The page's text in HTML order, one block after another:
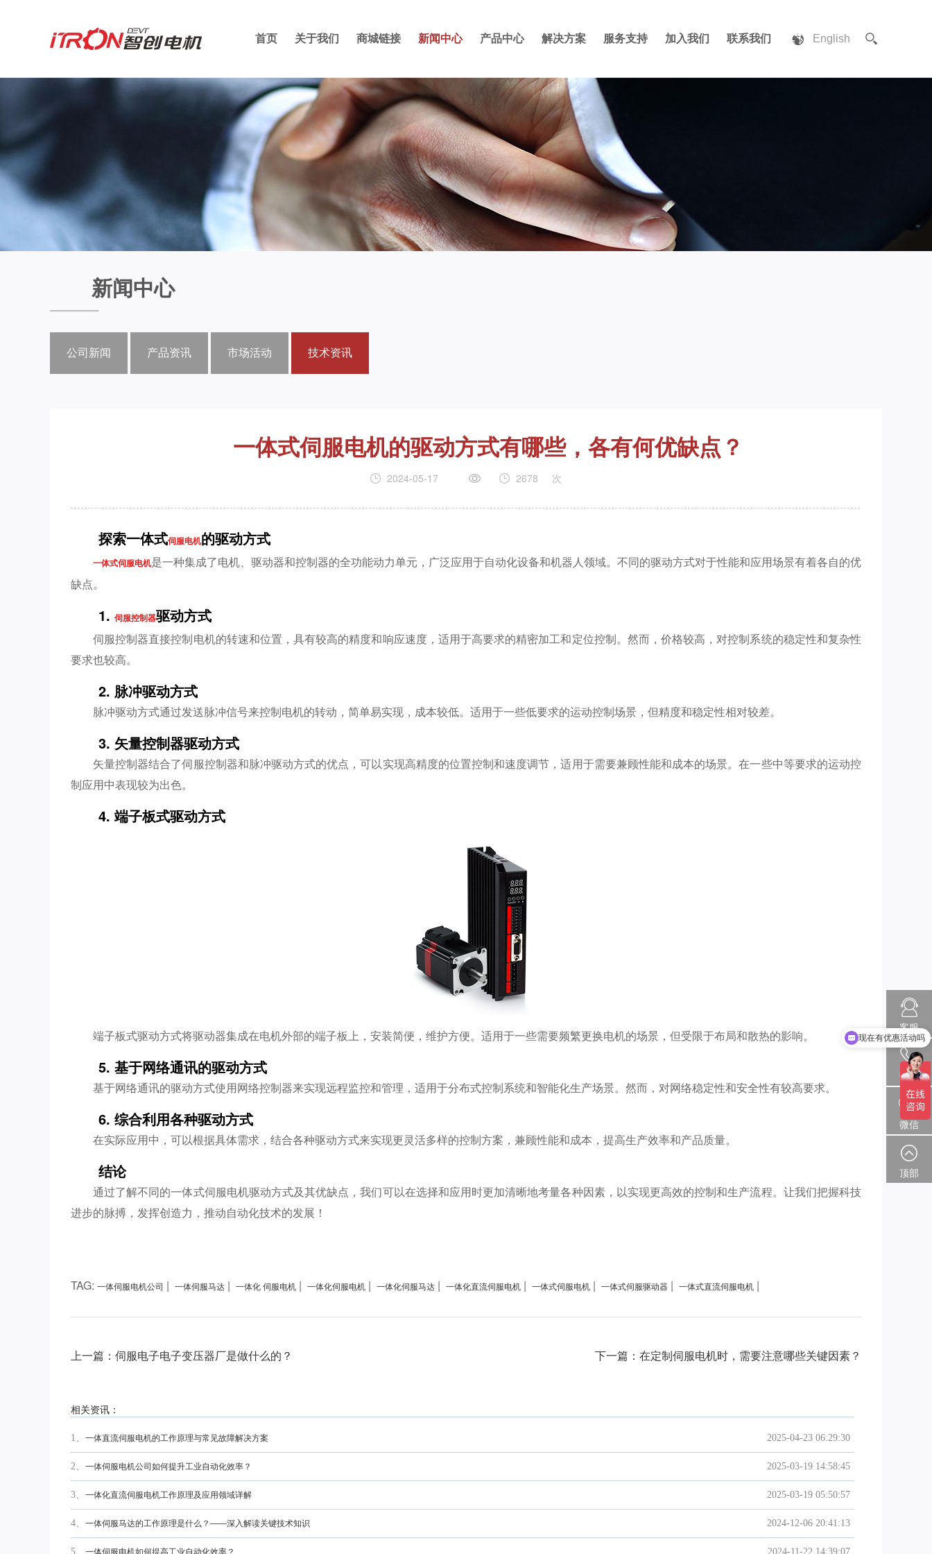
首页 关于我们 商城链接 新闻中心 产品中心 解决方案 服务支持 加入我们 联系我们 English
新闻中心
公司新闻 产品资讯 市场活动 技术资讯
一体式伺服电机的驱动方式有哪些，各有何优缺点？
2024-05-17 2678 次
探索一体式伺服电机的驱动方式
一体式伺服电机是一种集成了电机、驱动器和控制器的全功能动力单元，广泛应用于自动化设备和机器人领域。不同的驱动方式对于性能和应用场景有着各自的优
缺点。
1. 伺服控制器驱动方式
伺服控制器直接控制电机的转速和位置，具有较高的精度和响应速度，适用于高要求的精密加工和定位控制。然而，价格较高，对控制系统的稳定性和复杂性
要求也较高。
2. 脉冲驱动方式
脉冲驱动方式通过发送脉冲信号来控制电机的转动，简单易实现，成本较低。适用于一些低要求的运动控制场景，但精度和稳定性相对较差。
3. 矢量控制器驱动方式
矢量控制器结合了伺服控制器和脉冲驱动方式的优点，可以实现高精度的位置控制和速度调节，适用于需要兼顾性能和成本的场景。在一些中等要求的运动控
制应用中表现较为出色。
4. 端子板式驱动方式
端子板式驱动方式将驱动器集成在电机外部的端子板上，安装简便，维护方便。适用于一些需要频繁更换电机的场景，但受限于布局和散热的影响。
5. 基于网络通讯的驱动方式
基于网络通讯的驱动方式使用网络控制器来实现远程监控和管理，适用于分布式控制系统和智能化生产场景。然而，对网络稳定性和安全性有较高要求。
6. 综合利用各种驱动方式
在实际应用中，可以根据具体需求，结合各种驱动方式来实现更灵活多样的控制方案，兼顾性能和成本，提高生产效率和产品质量。
结论
通过了解不同的一体式伺服电机驱动方式及其优缺点，我们可以在选择和应用时更加清晰地考量各种因素，以实现更高效的控制和生产流程。让我们把握科技
进步的脉搏，发挥创造力，推动自动化技术的发展！
TAG: 一体伺服电机公司 | 一体伺服马达 | 一体化 伺服电机 | 一体化伺服电机 | 一体化伺服马达 | 一体化直流伺服电机 | 一体式伺服电机 | 一体式伺服驱动器 | 一体式直流伺服电机 |
上一篇：伺服电子电子变压器厂是做什么的？ 下一篇：在定制伺服电机时，需要注意哪些关键因素？
相关资讯：
2025-04-23 06:29:30
1、 一体直流伺服电机的工作原理与常见故障解决方案
2025-03-19 14:58:45
2、 一体伺服电机公司如何提升工业自动化效率？
2025-03-19 05:50:57
3、 一体化直流伺服电机工作原理及应用领域详解
2024-12-06 20:41:13
4、 一体伺服马达的工作原理是什么？——深入解读关键技术知识
2024-11-22 14:39:07
5、 一体伺服电机如何提高工业自动化效率？
客服
热线
微信
顶部
可以介绍下你们的产品么
现在有优惠活动吗